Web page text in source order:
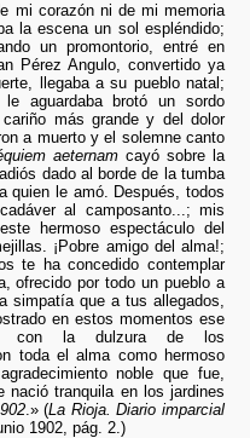
mi corazón ni de mi memoria
la escena un sol espléndido;
un promontorio, entré en
Pérez Angulo, convertido ya
llegaba a su pueblo natal;
aguardaba brotó un sordo
más grande y del dolor
a muerto y el solemne canto
aeternam cayó sobre la
dado al borde de la tumba
quien le amó. Después, todos
al camposanto...; mis
hermoso espectáculo del
¡Pobre amigo del alma!;
te ha concedido contemplar
ofrecido por todo un pueblo a
simpatía que a tus allegados,
en estos momentos ese
con la dulzura de los
toda el alma como hermoso
noble que fue,
nació tranquila en los jardines
.» (La Rioja. Diario imparcial
1902, pág. 2.)